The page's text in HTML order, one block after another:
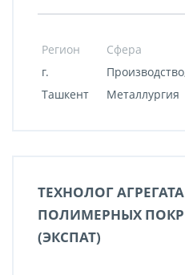
Регион Сфера
г.
Ташкент
Металлургия
ТЕХНОЛОГ АГРЕГАТА
ПОЛИМЕРНЫХ
(ЭКСПАТ)